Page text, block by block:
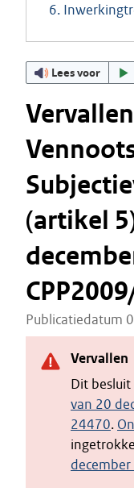
6.
Lees voor
(artikel
Publicatiedatum
Vervallen
Dit
van 20
24470.